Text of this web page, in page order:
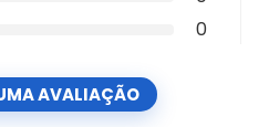
0
AVALIAÇÃO